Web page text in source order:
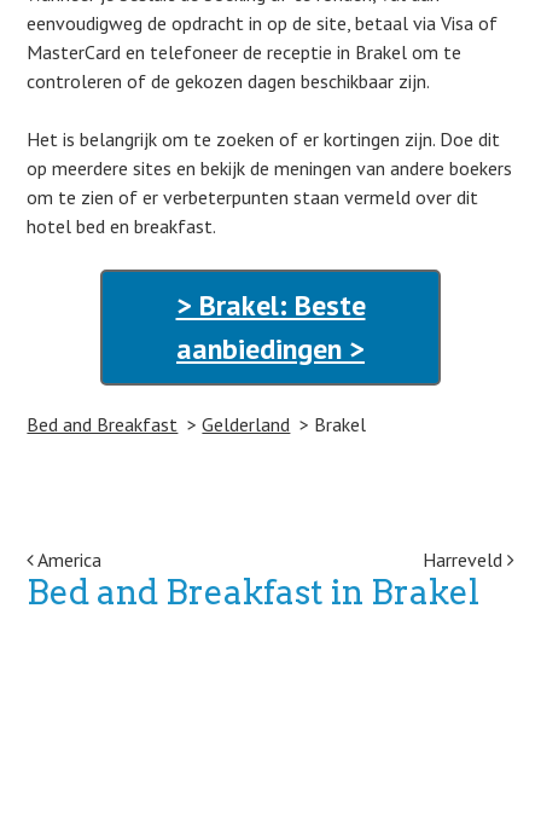
eenvoudigweg de opdracht in op de site, betaal via Visa of
MasterCard en telefoneer de receptie in Brakel om te
controleren of de gekozen dagen beschikbaar zijn.
Het is belangrijk om te zoeken of er kortingen zijn. Doe dit
op meerdere sites en bekijk de meningen van andere boekers
om te zien of er verbeterpunten staan vermeld over dit
hotel bed en breakfast.
> Brakel: Beste
aanbiedingen >
Bed and Breakfast Gelderland Brakel
Post navigation
America Harreveld
Bed and Breakfast in Brakel